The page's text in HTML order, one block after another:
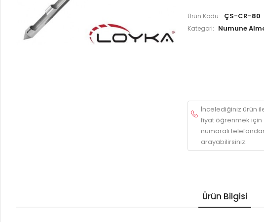
Ürün Kodu: ÇS-CR-80
Kategori: Numune
İncelediğiniz ürün
fiyat öğrenmek için
numaralı
arayabilirsiniz.
Ürün Bilgisi